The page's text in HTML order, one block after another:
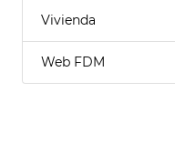
Vivienda
Web FDM